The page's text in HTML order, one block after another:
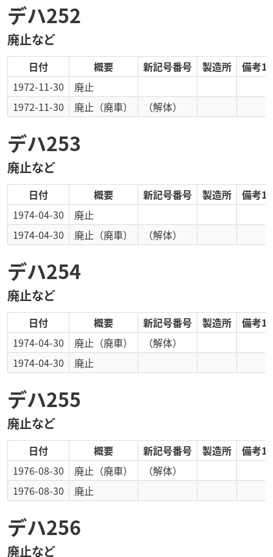
デハ252
廃止など
日付 概要 新記号番号 製造所
備考1
1972-11-30
廃止
1972-11-30
廃止 （廃車） （解体）
デハ253
廃止など
日付 概要 新記号番号 製造所
備考1
1974-04-30
廃止
1974-04-30
廃止 （廃車） （解体）
デハ254
廃止など
日付 概要 新記号番号 製造所
備考1
1974-04-30
廃止 （廃車）
（解体）
1974-04-30
廃止
デハ255
廃止など
日付 概要 新記号番号 製造所
備考1
1976-08-30
廃止 （廃車）
（解体）
1976-08-30
廃止
デハ256
廃止など